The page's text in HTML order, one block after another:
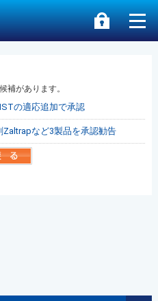
補があります。
の適応追加で承認
など3製品を承認勧告